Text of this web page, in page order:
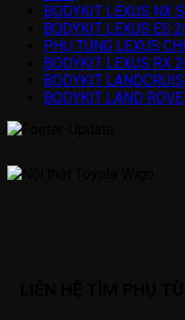
BODYKIT LEXUS NX
BODYKIT LEXUS ES
PHỤ TÙNG LEXUS
BODYKIT LEXUS RX
BODYKIT
BODYKIT LAND